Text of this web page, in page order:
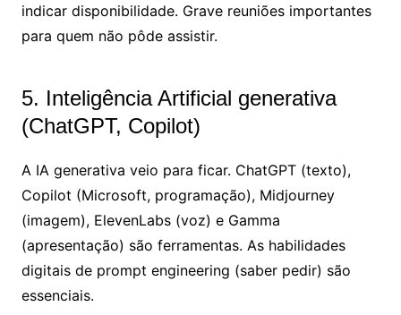
indicar disponibilidade. Grave reuniões importantes
para quem não pôde assistir.
5. Inteligência Artificial generativa
(ChatGPT, Copilot)
A IA generativa veio para ficar. ChatGPT (texto),
Copilot (Microsoft, programação), Midjourney
(imagem), ElevenLabs (voz) e Gamma
(apresentação) são ferramentas. As habilidades
digitais de prompt engineering (saber pedir) são
essenciais.